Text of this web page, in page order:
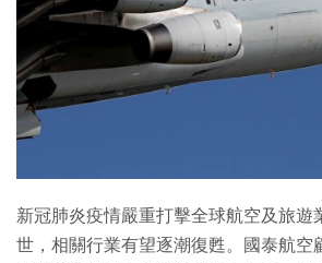
Enterprise Digital Transformation
特集
新冠肺炎疫情嚴重打擊全球航空及旅遊
世，相關行業有望逐潮復甦。國泰航空